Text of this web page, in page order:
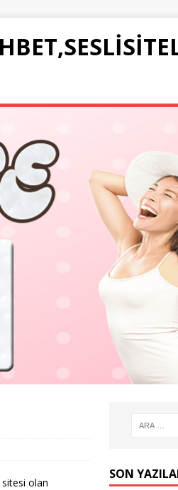
olan
SON